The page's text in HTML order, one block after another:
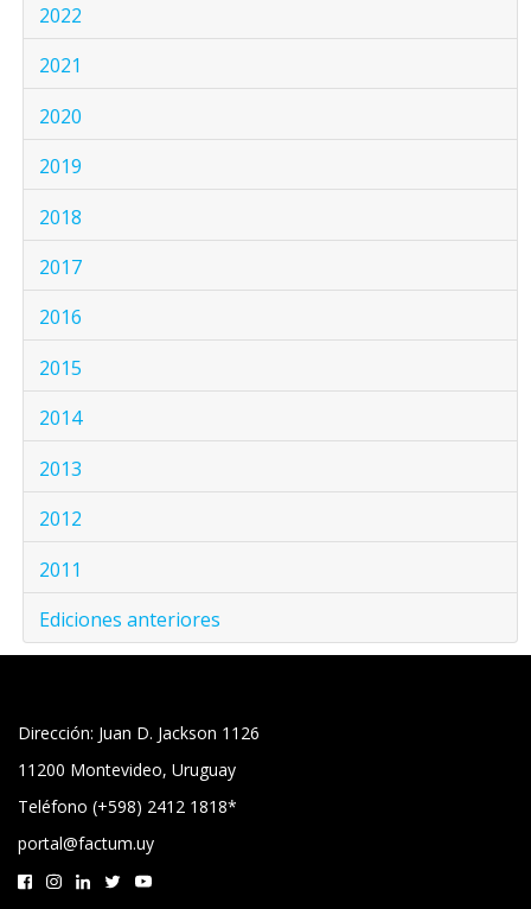
2022
2021
2020
2019
2018
2017
2016
2015
2014
2013
2012
2011
Ediciones anteriores
Dirección: Juan D. Jackson 1126
11200 Montevideo, Uruguay
Teléfono (+598) 2412 1818*
portal@factum.uy